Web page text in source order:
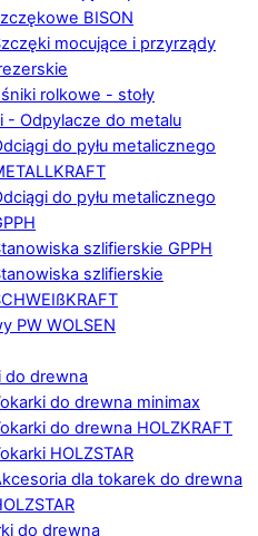
BISON
mocujące i przyrządy
rolkowe - stoły
- Odpylacze do metalu
do pyłu metalicznego
do pyłu metalicznego
szlifierskie GPPH
szlifierskie
PW WOLSEN
do drewna
do drewna minimax
do drewna HOLZKRAFT
HOLZSTAR
dla tokarek do drewna
do drewna